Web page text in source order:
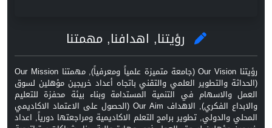
رؤيتنا, اهدافنا, مهمتنا
رؤيتنا Our Vision (جامعة متميزة علمياً ومعرفياً), مهمتنا Our Mission
(الحداثة والتطوير العلمي والتقني باتجاه أعداد خريجين مؤهلين لسوق
العمل والاسهام في التنمية المستدامة وبناء بيئة محفزة للتعليم
والابداع الفكري), الاهداف Our Aim (الحصول على الاعتماد الاكاديمي
المحلي والدولي, تطوير برامج التعلم الاكاديمية ومراجعتها دورياً, اعداد